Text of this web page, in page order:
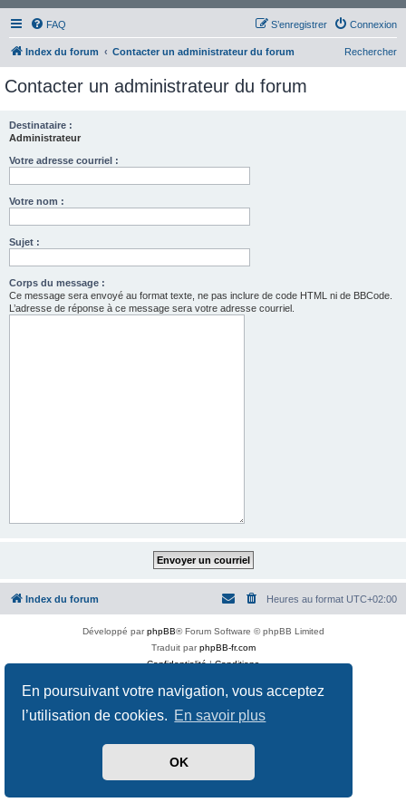
En poursuivant votre navigation, vous acceptez
l’utilisation de cookies. En savoir plus
OK
FAQ Connexion
S’enregistrer
Index du forum Contacter un administrateur du forum Rechercher
Contacter un administrateur du forum
Destinataire :
Administrateur
Votre adresse courriel :
Votre nom :
Sujet :
Corps du message :
Ce message sera envoyé au format texte, ne pas inclure de code HTML ni de BBCode.
L’adresse de réponse à ce message sera votre adresse courriel.
Index du forum Heures au format UTC+02:00
Développé parphpBB® Forum Software © phpBB Limited
Traduit parphpBB-fr.com
Confidentialité|Conditions